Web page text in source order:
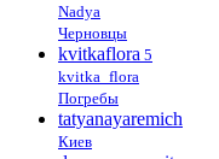
Nadya
Черновцы
kvitkaflora 5
kvitka_flora
Погребы
tatyanayaremich
Киев